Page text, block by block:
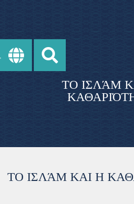
ΤΟ ΙΣΛΆΜ
ΤΟ ΙΣΛΆΜ ΚΑΙ Η